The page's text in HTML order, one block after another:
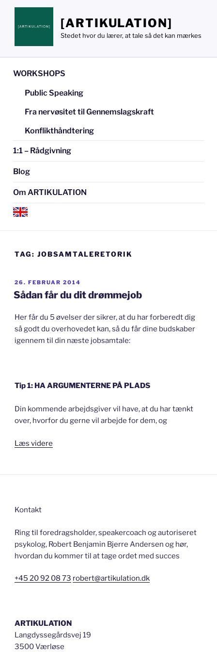
Videre
indhold
[ARTIKULATION]
Stedet hvor du lærer, at tale så det kan mærkes
WORKSHOPS
Public Speaking
Fra nervøsitet til Gennemslagskraft
Konflikthåndtering
1:1 – Rådgivning
Blog
Om ARTIKULATION
TAG: JOBSAMTALERETORIK
UDGIVET
DEN
26. FEBRUAR 2014
Sådan får du dit drømmejob
Her får du 5 øvelser der sikrer, at du har forberedt dig
så godt du overhovedet kan, så du får dine budskaber
igennem til din næste jobsamtale:
Tip 1: HA ARGUMENTERNE PÅ PLADS
Din kommende arbejdsgiver vil have, at du har tænkt
over, hvorfor du gerne vil arbejde for dem, og
Læs videre
dit
Kontakt
Ring til foredragsholder, speakercoach og autoriseret
psykolog, Robert Benjamin Bjerre Andersen og hør,
hvordan du kommer til at tage ordet med succes
+45 20 92 08 73 robert@artikulation.dk
ARTIKULATION
Langdyssegårdsvej 19
3500 Værløse